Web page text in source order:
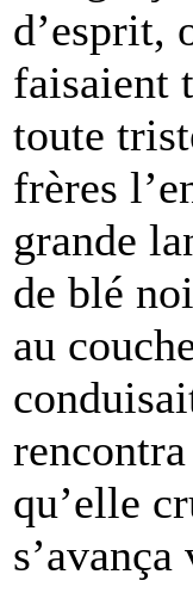
d’esprit,
faisaient
toute
frères
grande
de blé
au
qu’elle